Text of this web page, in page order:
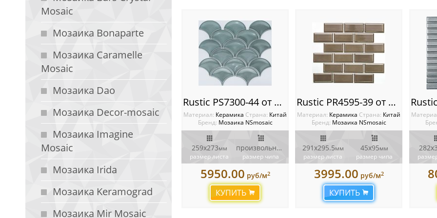
Mosaic
Мозаика Bonaparte
Мозаика Caramelle
Mosaic
Мозаика Dao
Мозаика Decor-mosaic
Мозаика Imagine
Mosaic
Мозаика Irida
Мозаика Keramograd
Мозаика Mir Mosaic
Rustic PS7300-44 от NSmosaic
Материал: Керамика Cтрана: Китай
Бренд: Мозаика NSmosaic
259х273мм
размер листа
произвольной формы
мм
размер чипа
5950.00 руб/м2
КУПИТЬ
Rustic PR4595-39 от NSmosaic
Материал: Керамика Cтрана: Китай
Бренд: Мозаика NSmosaic
291x295.5мм
размер листа
45x95мм
размер чипа
3995.00 руб/м2
КУПИТЬ